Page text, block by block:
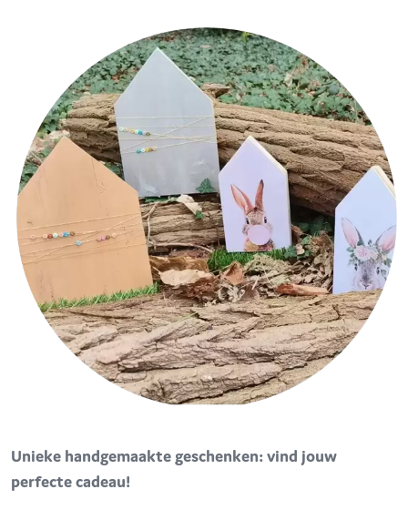
Unieke handgemaakte geschenken: vind jouw
perfecte cadeau!